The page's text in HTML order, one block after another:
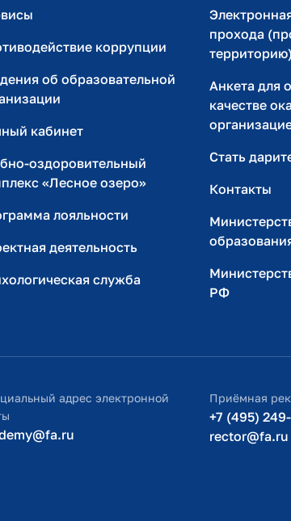
коррупции
об образовательной
кабинет
оздоровительный
«Лесное озеро»
лояльности
деятельность
служба
прохода
Анкета для
качестве
Стать
Контакты
РФ
адрес электронной
Приёмная
+7 (495)
rector@fa.ru